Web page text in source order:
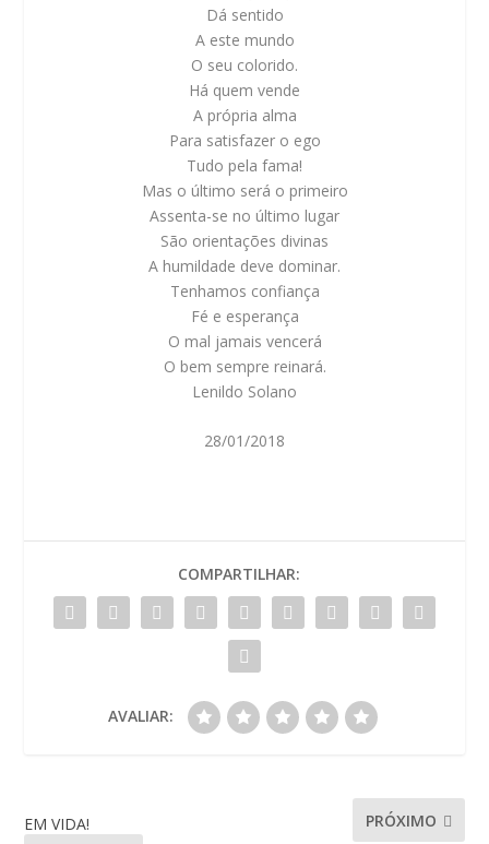
Dá sentido
A este mundo
O seu colorido.
Há quem vende
A própria alma
Para satisfazer o ego
Tudo pela fama!
Mas o último será o primeiro
Assenta-se no último lugar
São orientações divinas
A humildade deve dominar.
Tenhamos confiança
Fé e esperança
O mal jamais vencerá
O bem sempre reinará.
Lenildo Solano
28/01/2018
COMPARTILHAR:
AVALIAR:
EM VIDA!
PRÓXIMO